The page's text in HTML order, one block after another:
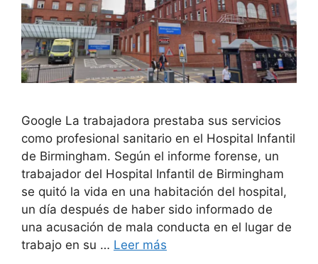
Google La trabajadora prestaba sus servicios
como profesional sanitario en el Hospital Infantil
de Birmingham. Según el informe forense, un
trabajador del Hospital Infantil de Birmingham
se quitó la vida en una habitación del hospital,
un día después de haber sido informado de
una acusación de mala conducta en el lugar de
trabajo en su … Leer más